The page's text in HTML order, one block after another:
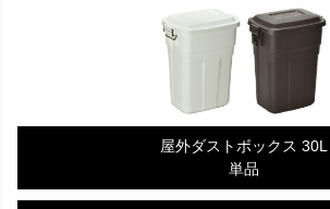
屋外ダストボックス 30L
単品